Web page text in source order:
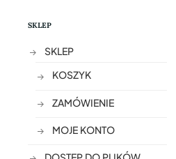
SKLEP
SKLEP
KOSZYK
ZAMÓWIENIE
MOJE KONTO